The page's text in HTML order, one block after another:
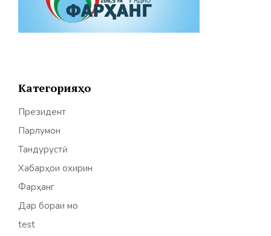
Категорияҳо
Президент
Парлумон
Тандурустӣ
Хабарҳои охирин
Фарҳанг
Дар бораи мо
test